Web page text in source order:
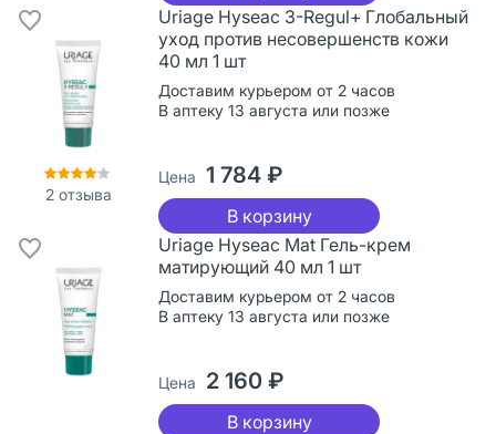
2 отзыва
Uriage Hyseac 3-Regul+ Глобальный
уход против несовершенств кожи
40 мл 1 шт
Доставим курьером от 2 часов
В аптеку 13 августа или позже
Цена 1 784 ₽
В корзину
Uriage Hyseac Mat Гель-крем
матирующий 40 мл 1 шт
Доставим курьером от 2 часов
В аптеку 13 августа или позже
Цена 2 160 ₽
В корзину